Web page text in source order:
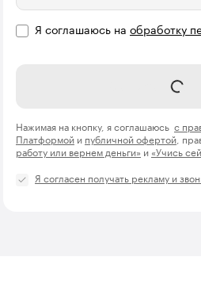
Я соглашаюсь на обработку
Записаться
Нажимая на кнопку, я соглашаюсь с
Платформой и публичной офертой ,
работу или вернем деньги» и «Учись
Я согласен получать рекламу и